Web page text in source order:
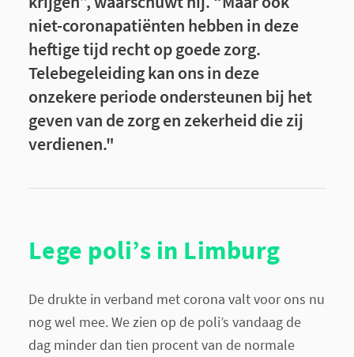
niet-coronapatiënten hebben in deze
heftige tijd recht op goede zorg.
Telebegeleiding kan ons in deze
onzekere periode ondersteunen bij het
geven van de zorg en zekerheid die zij
verdienen."
Lege poli’s in Limburg
De drukte in verband met corona valt voor ons nu
nog wel mee. We zien op de poli’s vandaag de
dag minder dan tien procent van de normale